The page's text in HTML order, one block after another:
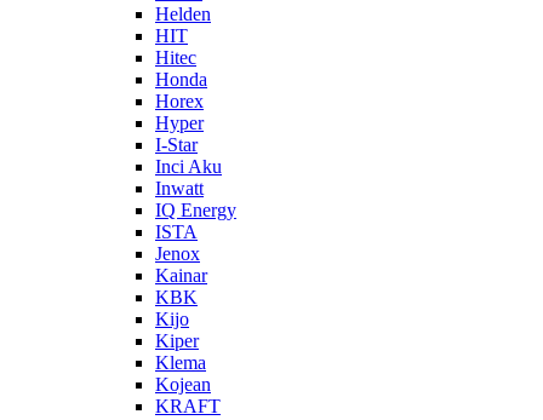
Helden
HIT
Hitec
Honda
Horex
Hyper
I-Star
Inci Aku
Inwatt
IQ Energy
ISTA
Jenox
Kainar
KBK
Kijo
Kiper
Klema
Kojean
KRAFT